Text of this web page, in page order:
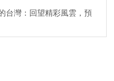
台灣：回望精彩風雲，預